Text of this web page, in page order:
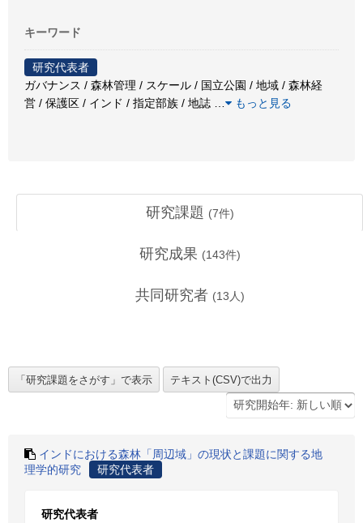
キーワード
研究代表者
ガバナンス / 森林管理 / スケール / 国立公園 / 地域 / 森林経
営 / 保護区 / インド / 指定部族 / 地誌
もっと見る
研究課題 (7件)
研究成果 (143件)
共同研究者 (13 人)
インドにおける森林「周辺域」の現状と課題に関する地
理学的研究
研究代表者
研究代表者